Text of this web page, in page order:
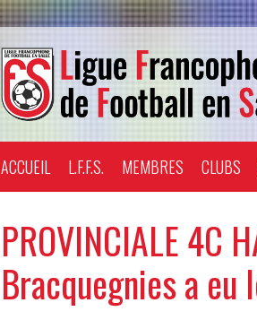
ACCUEIL L.F.F.S. MEMBRES CLUBS
PROVINCIALE 4C
Bracquegnies a